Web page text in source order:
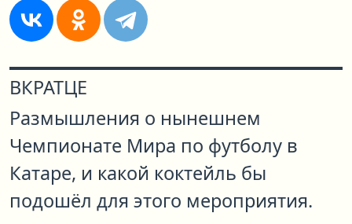
ВКРАТЦЕ
Размышления о нынешнем
Чемпионате Мира по футболу в
Катаре, и какой коктейль бы
подошёл для этого мероприятия.